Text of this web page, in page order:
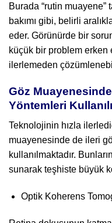
Burada “rutin muayene”
bakımı gibi, belirli
eder. Görünürde bir
küçük bir problem
ilerlemeden
Göz
Yöntemleri
Teknolojinin hızla
muayenesinde de ileri
kullanılmaktadır.
sunarak teşhiste büyük
Optik Koherens